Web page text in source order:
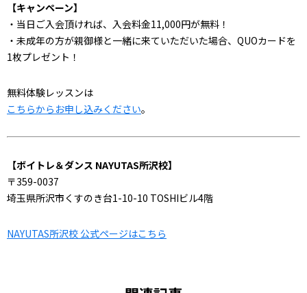
【キャンペーン】
・当日ご入会頂ければ、入会料金11,000円が無料！
・未成年の方が親御様と一緒に来ていただいた場合、QUOカードを
1枚プレゼント！
無料体験レッスンは
こちらからお申し込みください。
【ボイトレ＆ダンス NAYUTAS所沢校】
〒359-0037
埼玉県所沢市くすのき台1-10-10 TOSHIビル4階
NAYUTAS所沢校 公式ページはこちら